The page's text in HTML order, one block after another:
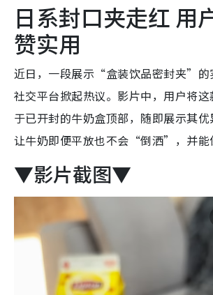
日系封口夹走红 用
赞实用
近日，一段展示“盒装饮品密封夹”的
社交平台掀起热议。影片中，用户将
于已开封的牛奶盒顶部，随即展示其优
让牛奶即便平放也不会“倒洒”，并能
▼影片截图▼